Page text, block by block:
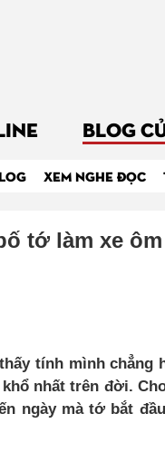
BLOG
XEM NGHE ĐỌC
tớ làm xe
tính mình chẳng
nhất trên đời.
ngày mà tớ bắt